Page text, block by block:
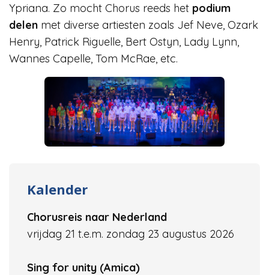
Ypriana. Zo mocht Chorus reeds het podium
delen met diverse artiesten zoals Jef Neve, Ozark
Henry, Patrick Riguelle, Bert Ostyn, Lady Lynn,
Wannes Capelle, Tom McRae, etc.
Kalender
Chorusreis naar Nederland
vrijdag 21 t.e.m. zondag 23 augustus 2026
Sing for unity (Amica)